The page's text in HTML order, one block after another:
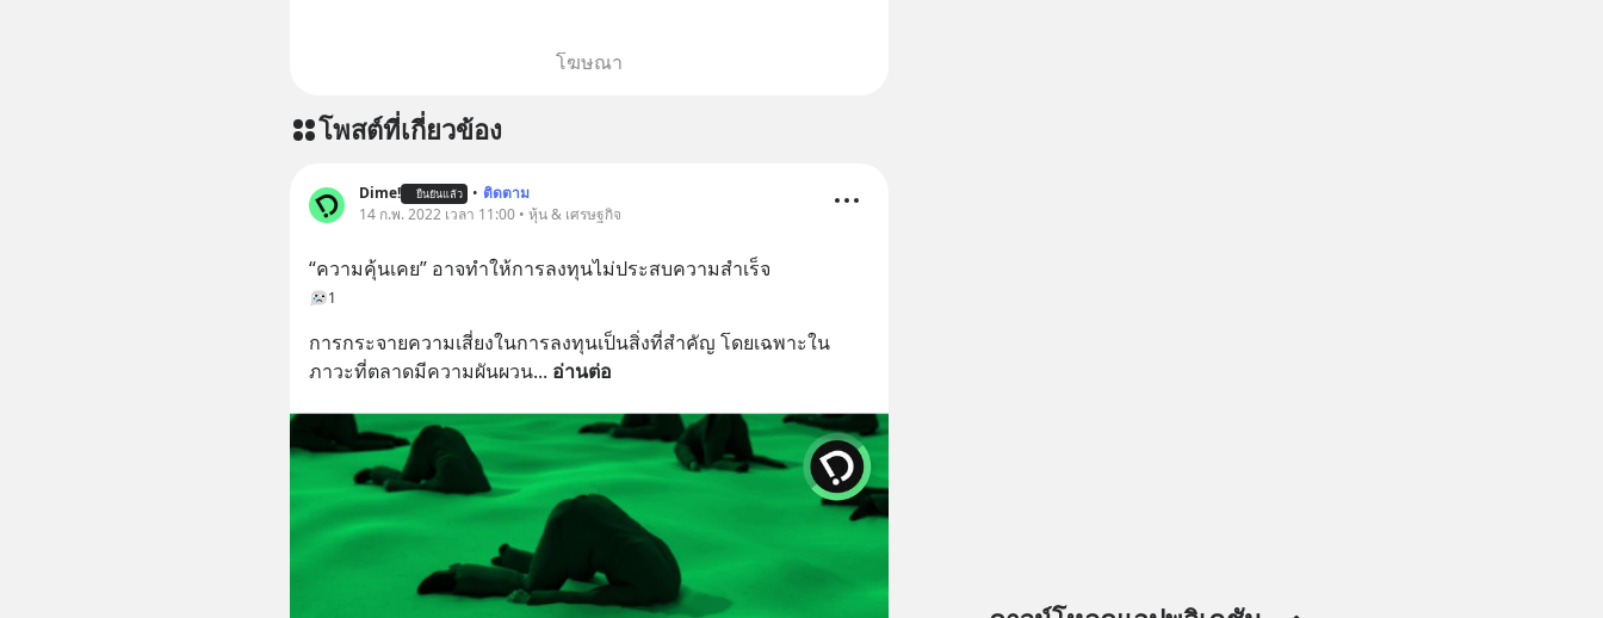
โฆษณา
โพสต์ที่เกี่ยวข้อง
Dime! ยืนยันแล้ว • ติดตาม
14 ก.พ. 2022 เวลา 11:00 • หุ้น & เศรษฐกิจ
“ความคุ้นเคย” อาจทำให้การลงทุนไม่ประสบความสำเร็จ
1
การกระจายความเสี่ยงในการลงทุนเป็นสิ่งที่สำคัญ โดยเฉพาะใน
ภาวะที่ตลาดมีความผันผวน... อ่านต่อ